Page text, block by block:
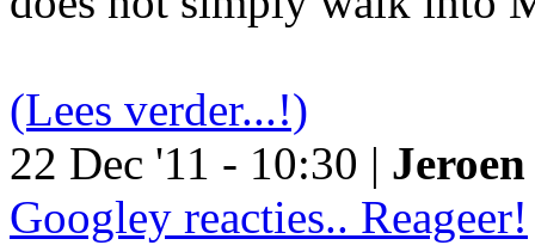
(Lees verder...!)
22 Dec '11 - 10:30 |
Googley reacties.. Reageer!